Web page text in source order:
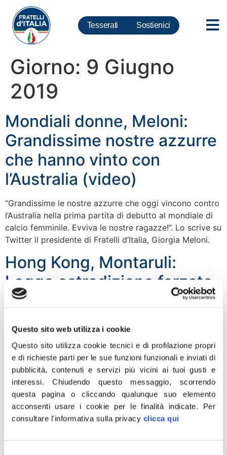
Questo sito web utilizza i cookie
Questo sito utilizza cookie tecnici e di profilazione propri
e di richieste parti per le sue funzioni funzionali e inviati di
pubblicità, contenuti e servizi più vicini ai tuoi gusti e
interessi.Chiudendo questo messaggio, scorrendo
questa pagina o cliccando qualunque suo elemento
acconsenti usare i cookie per le finalità indicate. Per
consultare l'informativa sulla privacy clicca qui
Tesserati Sostienici
Giorno: 9 Giugno
2019
Mondiali donne, Meloni:
Grandissime nostre azzurre
che hanno vinto con
l’Australia (video)
“Grandissime le nostre azzurre che oggi vincono contro
l’Australia nella prima partita di debutto al mondiale di
calcio femminile. Evviva le nostre ragazze!”. Lo scrive su
Twitter il presidente di Fratelli d’Italia, Giorgia Meloni.
Hong Kong, Montaruli:
Legge estradizione forzata
è aggressione anche a
Europa si mobilitino
La legge sull’estradizione forzata voluta da Pechino e’
un’aggressione ai nostri connazionali oltre che
all’indipendenza del sistema giudiziario di Hong Kong. A
rischio non e’ solo la gente del posto ma anche gli
italiani e gli europei che li risiedono e lavorano. Siamo
preoccupati per loro davanti ad un’ingerenza